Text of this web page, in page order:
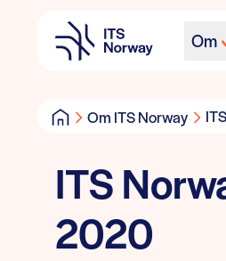
Om
Om ITS Norway
ITS
2020